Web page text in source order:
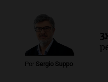
Por Sergio Suppo